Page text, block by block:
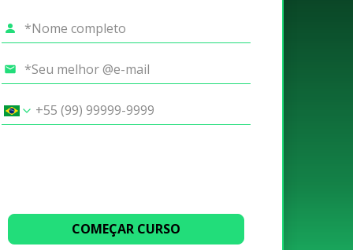
COMEÇAR CURSO